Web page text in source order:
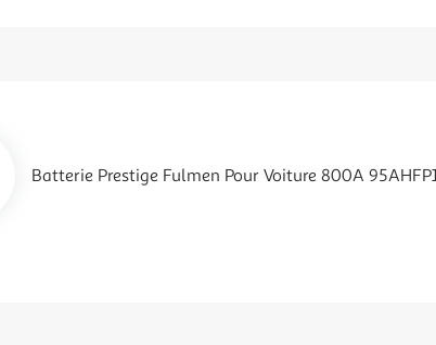
Batterie Prestige Fulmen Pour Voiture 800A